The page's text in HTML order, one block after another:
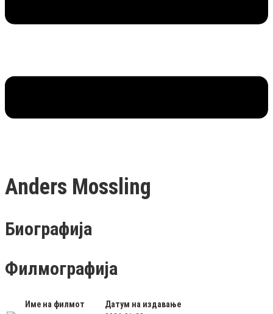
Anders Mossling
Биографија
Филмографија
Име на филмот
Датум на издавање